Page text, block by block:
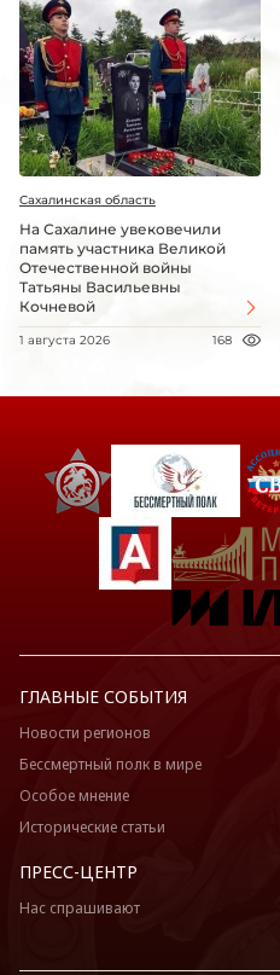
Сахалинская область
На Сахалине увековечили
память участника Великой
Отечественной войны
Татьяны Васильевны
Кочневой
1 августа 2026 168
ГЛАВНЫЕ СОБЫТИЯ
Новости регионов
Бессмертный полк в мире
Особое мнение
Исторические статьи
ПРЕСС-ЦЕНТР
Нас спрашивают